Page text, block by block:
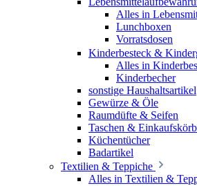
Alles in
Lunchboxen
Vorratsdosen
Kinderbesteck &
Alles in
Kinderbecher
sonstige Haushaltsartikel
Gewürze & Öle
Raumdüfte & Seifen
Taschen &
Küchentücher
Badartikel
Textilien & Teppiche
Alles in Textilien &